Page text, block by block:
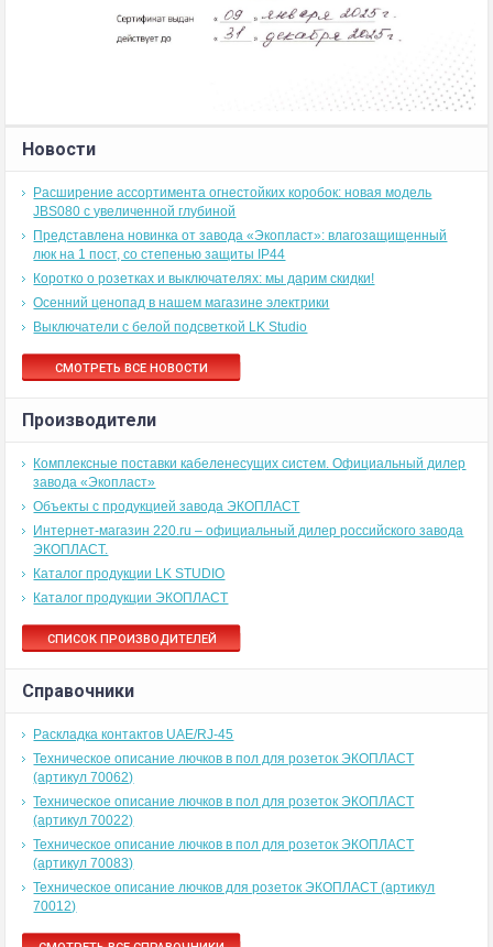
Новости
Расширение ассортимента огнестойких коробок: новая модель
JBS080 с увеличенной глубиной
Представлена новинка от завода «Экопласт»: влагозащищенный
люк на 1 пост, со степенью защиты IP44
Коротко о розетках и выключателях: мы дарим скидки!
Осенний ценопад в нашем магазине электрики
Выключатели с белой подсветкой LK Studio
СМОТРЕТЬ ВСЕ НОВОСТИ
Производители
Комплексные поставки кабеленесущих систем. Официальный дилер
завода «Экопласт»
Объекты с продукцией завода ЭКОПЛАСТ
Интернет-магазин 220.ru – официальный дилер российского завода
ЭКОПЛАСТ.
Каталог продукции LK STUDIO
Каталог продукции ЭКОПЛАСТ
СПИСОК ПРОИЗВОДИТЕЛЕЙ
Справочники
Раскладка контактов UAE/RJ-45
Техническое описание лючков в пол для розеток ЭКОПЛАСТ
(артикул 70062)
Техническое описание лючков в пол для розеток ЭКОПЛАСТ
(артикул 70022)
Техническое описание лючков в пол для розеток ЭКОПЛАСТ
(артикул 70083)
Техническое описание лючков для розеток ЭКОПЛАСТ (артикул
70012)